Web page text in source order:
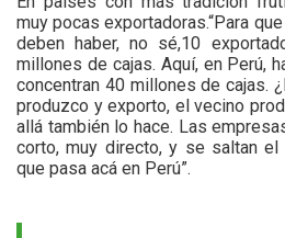
muy pocas exportadoras.“Para
deben haber, no sé,10
millones de cajas. Aquí, en Perú,
concentran 40 millones de cajas.
produzco y exporto, el vecino
allá también lo hace. Las
corto, muy directo, y se saltan
que pasa acá en Perú”.